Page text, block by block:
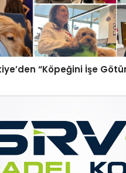
“Köpeğini İşe